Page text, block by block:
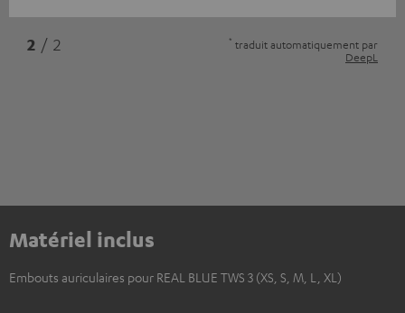
2 / 2 * traduit automatiquement par
DeepL
Matériel inclus
Embouts auriculaires pour REAL BLUE TWS 3 (XS, S, M, L, XL)